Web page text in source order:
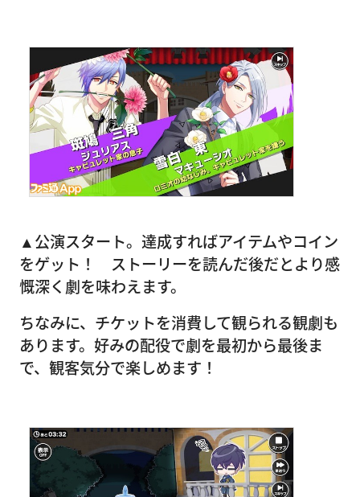
▲公演スタート。達成すればアイテムやコイン
をゲット！ ストーリーを読んだ後だとより感
慨深く劇を味わえます。
ちなみに、チケットを消費して観られる観劇も
あります。好みの配役で劇を最初から最後ま
で、観客気分で楽しめます！